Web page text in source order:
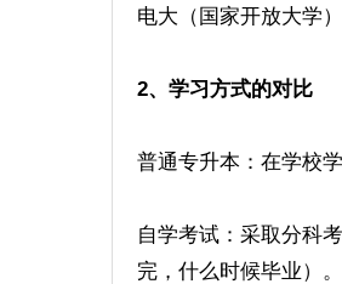
电大（国家开放大学
2、学习方式的对比
普通专升本：在学校学
自学考试：采取分科
完，什么时候毕业）。